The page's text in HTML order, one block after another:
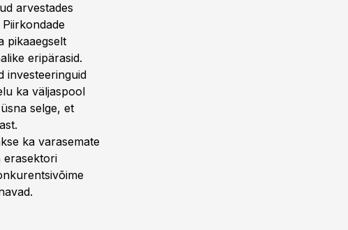
arvestades
pikaaegselt
eripärasid.
investeeringuid
ka väljaspool
selge, et
ka varasemate
erasektori